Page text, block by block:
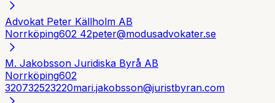
Advokat Peter Källholm AB
Norrköping602 42peter@modusadvokater.se
M. Jakobsson Juridiska Byrå AB
Norrköping602
320732523220mari.jakobsson@juristbyran.com